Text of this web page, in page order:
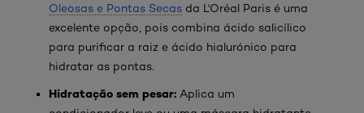
Oleosas e Pontas Secas da L'Oréal Paris é uma
excelente opção, pois combina ácido salicílico
para purificar a raiz e ácido hialurónico para
hidratar as pontas.
Hidratação sem pesar: Aplica um